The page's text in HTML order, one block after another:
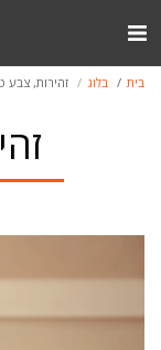
בית בלוג זהירות, צבע